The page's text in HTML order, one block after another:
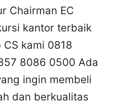
Chairman EC
kantor terbaik
kami 0818
8086 0500 Ada
ingin membeli
dan berkualitas